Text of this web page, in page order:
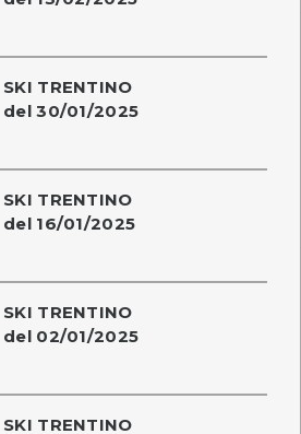
SKI TRENTINO
del 30/01/2025
SKI TRENTINO
del 16/01/2025
SKI TRENTINO
del 02/01/2025
SKI TRENTINO